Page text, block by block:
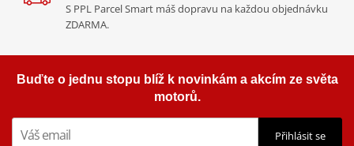
S PPL Parcel Smart máš dopravu na každou objednávku
ZDARMA.
Buďte o jednu stopu blíž k novinkám a akcím ze světa
motorů.
Přihlásit se